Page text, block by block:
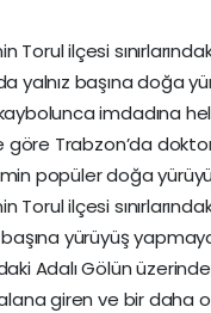
Torul ilçesi
yalnız başına doğa
imdadına
göre Trabzon’da
popüler doğa
Torul ilçesi
başına yürüyüş
Adalı Gölün
giren ve bir daha